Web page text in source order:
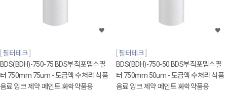
필터테크
BDS(BDH)-750-75 BDS부직포뎁스필
터 750mm 75um - 도금액 수처리 식품
음료 잉크 제약 페인트 화학약품용
필터테크
BDS(BDH)-750-50 BDS부직포뎁스필
터 750mm 50um - 도금액 수처리 식품
음료 잉크 제약 페인트 화학약품용